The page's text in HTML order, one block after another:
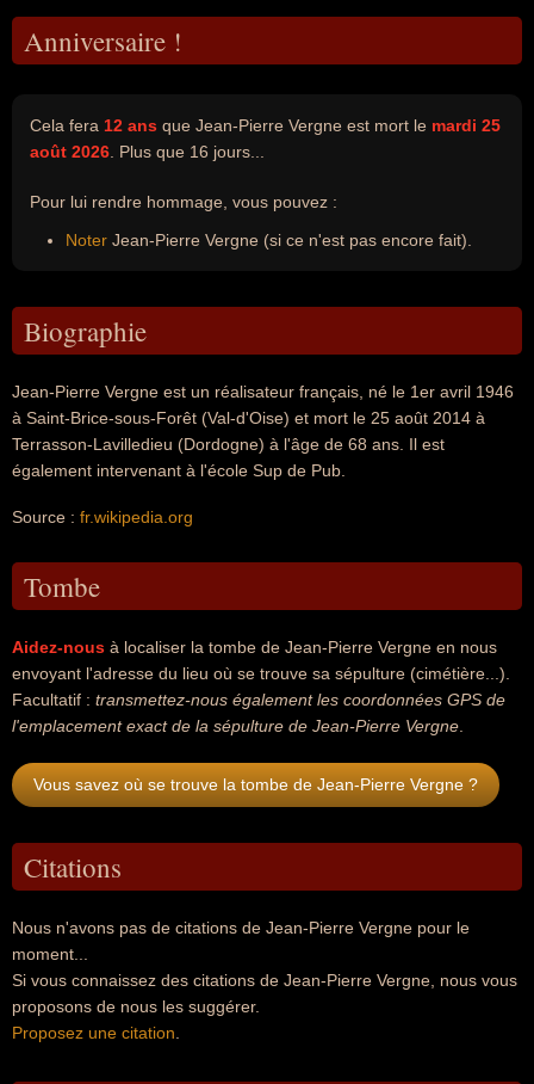
Anniversaire !
Cela fera 12 ans que Jean-Pierre Vergne est mort le mardi 25
août 2026 . Plus que 16 jours...
Pour lui rendre hommage, vous pouvez :
Noter Jean-Pierre Vergne (si ce n'est pas encore fait).
Biographie
Jean-Pierre Vergne est un réalisateur français, né le 1er avril 1946
à Saint-Brice-sous-Forêt (Val-d'Oise) et mort le 25 août 2014 à
Terrasson-Lavilledieu (Dordogne) à l'âge de 68 ans. Il est
également intervenant à l'école Sup de Pub.
Source : fr.wikipedia.org
Tombe
Aidez-nous à localiser la tombe de Jean-Pierre Vergne en nous
envoyant l'adresse du lieu où se trouve sa sépulture (cimétière...).
Facultatif : transmettez-nous également les coordonnées GPS de
l'emplacement exact de la sépulture de Jean-Pierre Vergne
Vous savez où se trouve la tombe de Jean-Pierre Vergne ?
Citations
Nous n'avons pas de citations de Jean-Pierre Vergne pour le
moment...
Si vous connaissez des citations de Jean-Pierre Vergne, nous vous
proposons de nous les suggérer.
Proposez une citation